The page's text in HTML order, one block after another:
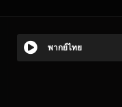
พากย์ไทย